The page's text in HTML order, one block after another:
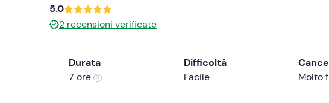
5.0
2 recensioni verificate
Durata
7 ore
Difficoltà
Facile
Molto